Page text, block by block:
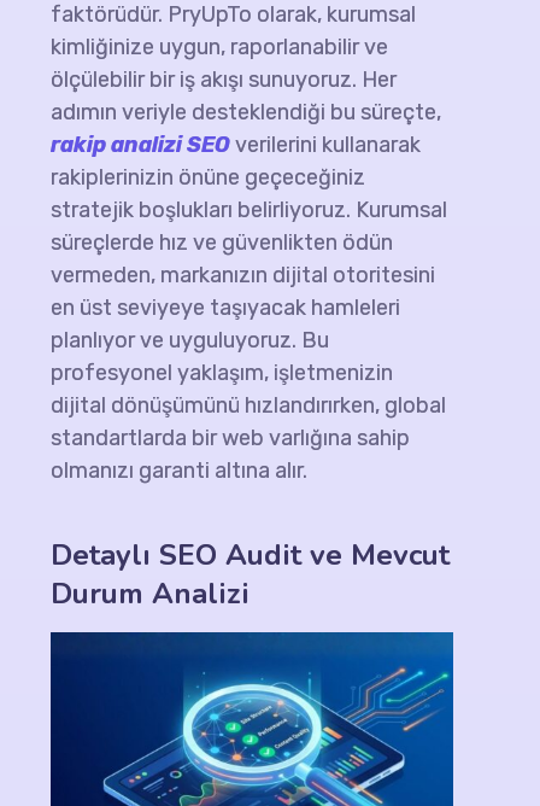
faktörüdür. PryUpTo olarak, kurumsal
kimliğinize uygun, raporlanabilir ve
ölçülebilir bir iş akışı sunuyoruz. Her
adımın veriyle desteklendiği bu süreçte,
rakip analizi SEOverilerini kullanarak
rakiplerinizin önüne geçeceğiniz
stratejik boşlukları belirliyoruz. Kurumsal
süreçlerde hız ve güvenlikten ödün
vermeden, markanızın dijital otoritesini
en üst seviyeye taşıyacak hamleleri
planlıyor ve uyguluyoruz. Bu
profesyonel yaklaşım, işletmenizin
dijital dönüşümünü hızlandırırken, global
standartlarda bir web varlığına sahip
olmanızı garanti altına alır.
Detaylı SEO Auditve Mevcut
Durum Analizi